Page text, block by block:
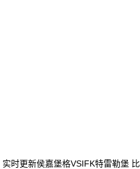
时更新侯嘉堡格VSIFK特雷勒堡